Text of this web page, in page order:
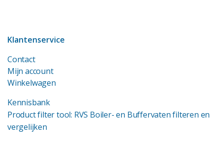
Klantenservice
Contact
Mijn account
Winkelwagen
Kennisbank
Product filter tool: RVS Boiler- en Buffervaten filteren en
vergelijken